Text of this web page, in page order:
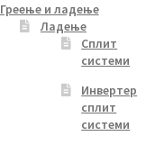
Греење и ладење
Ладење
Сплит
системи
Инвертер
сплит
системи